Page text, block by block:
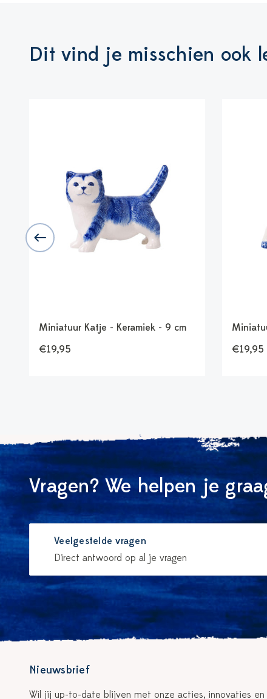
Dit vind je misschien ook
Miniatuur Katje - Keramiek - 9 cm
€19,95
€19,95
Vragen? We helpen je
Veelgestelde vragen
Direct antwoord op al je vragen
Nieuwsbrief
Wil jij up-to-date blijven met onze acties, innovaties en